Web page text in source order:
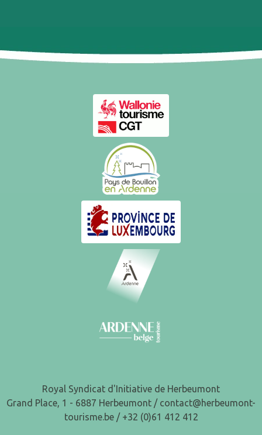
Royal Syndicat d'Initiative de Herbeumont
Grand Place, 1 - 6887 Herbeumont / contact@herbeumont-
tourisme.be/ +32 (0)61 412 412